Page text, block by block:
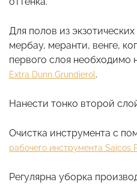
Для полов из
мербау, меранти, венге,
первого слоя необходимо
Extra Dunn Grundierol.
Нанести тонко второй
Очистка инструмента с
рабочего инструмента Saicos
Регулярна уборка